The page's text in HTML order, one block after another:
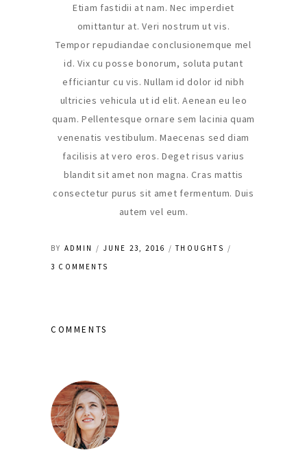
Etiam fastidii at nam. Nec imperdiet
omittantur at. Veri nostrum ut vis.
Tempor repudiandae conclusionemque mel
id. Vix cu posse bonorum, soluta putant
efficiantur cu vis. Nullam id dolor id nibh
ultricies vehicula ut id elit. Aenean eu leo
quam. Pellentesque ornare sem lacinia quam
venenatis vestibulum. Maecenas sed diam
facilisis at vero eros. Deget risus varius
blandit sit amet non magna. Cras mattis
consectetur purus sit amet fermentum. Duis
autem vel eum.
BY ADMIN JUNE 23, 2016
THOUGHTS
3 COMMENTS
COMMENTS